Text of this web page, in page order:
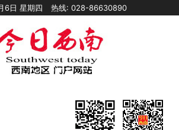
6日 星期四 热线: 028-86630890